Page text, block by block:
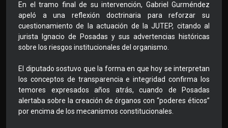
En el tramo final de su intervención, Gabriel Gurméndez
apeló a una reflexión doctrinaria para reforzar su
cuestionamiento de la actuación de la JUTEP, citando al
jurista Ignacio de Posadas y sus advertencias históricas
sobre los riesgos institucionales del organismo.
El diputado sostuvo que la forma en que hoy se interpretan
los conceptos de transparencia e integridad confirma los
temores expresados años atrás, cuando de Posadas
alertaba sobre la creación de órganos con “poderes éticos”
por encima de los mecanismos constitucionales.